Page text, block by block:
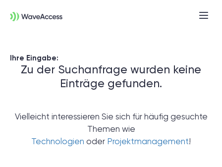
Ihre Eingabe:
Zu der Suchanfrage wurden keine
Einträge gefunden.
Vielleicht interessieren Sie sich für häufig gesuchte
Themen wie
Technologien oder Projektmanagement!
Noch nicht sicher, was Sie